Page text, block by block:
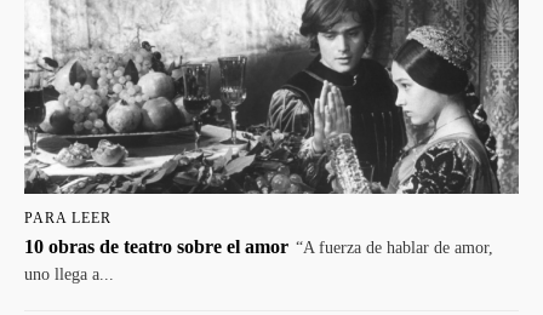
PARA LEER
10 obras de teatro sobre el amor “A fuerza de hablar de amor,
uno llega a...